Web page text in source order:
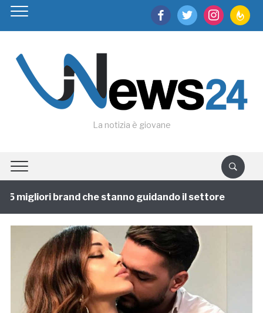
facebooktwitter instagram
La notizia è giovane
brand che stanno guidando il settore